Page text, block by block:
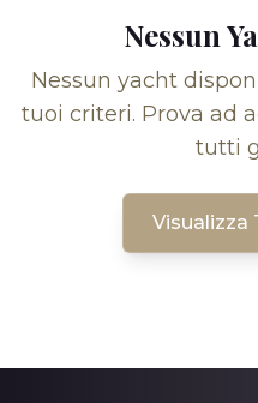
Nessun
Nessun yacht
tuoi criteri. Prova ad
tutti
Visualizza